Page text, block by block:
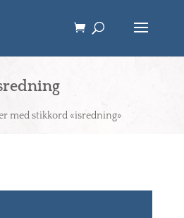
med stikkord «isredning»